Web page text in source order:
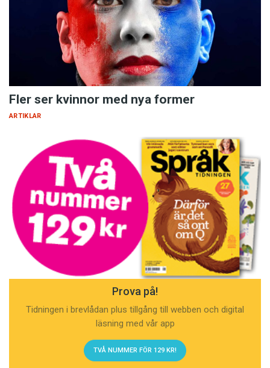
Fler ser kvinnor med nya former
ARTIKLAR
Prova på!
Tidningen i brevlådan plus tillgång till webben och digital
läsning med vår app
TVÅ NUMMER FÖR 129 KR!